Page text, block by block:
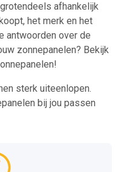
afhankelijk
het merk en het
antwoorden over de
zonnepanelen? Bekijk
sterk uiteenlopen.
bij jou passen